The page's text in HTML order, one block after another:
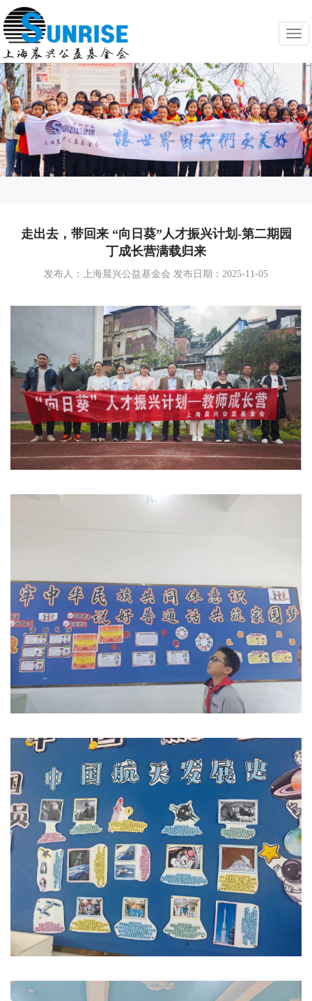
走出去，带回来 “向日葵”人才振兴计划-第二期园
丁成长营满载归来
发布人：上海晨兴公益基金会 发布日期：2025-11-05